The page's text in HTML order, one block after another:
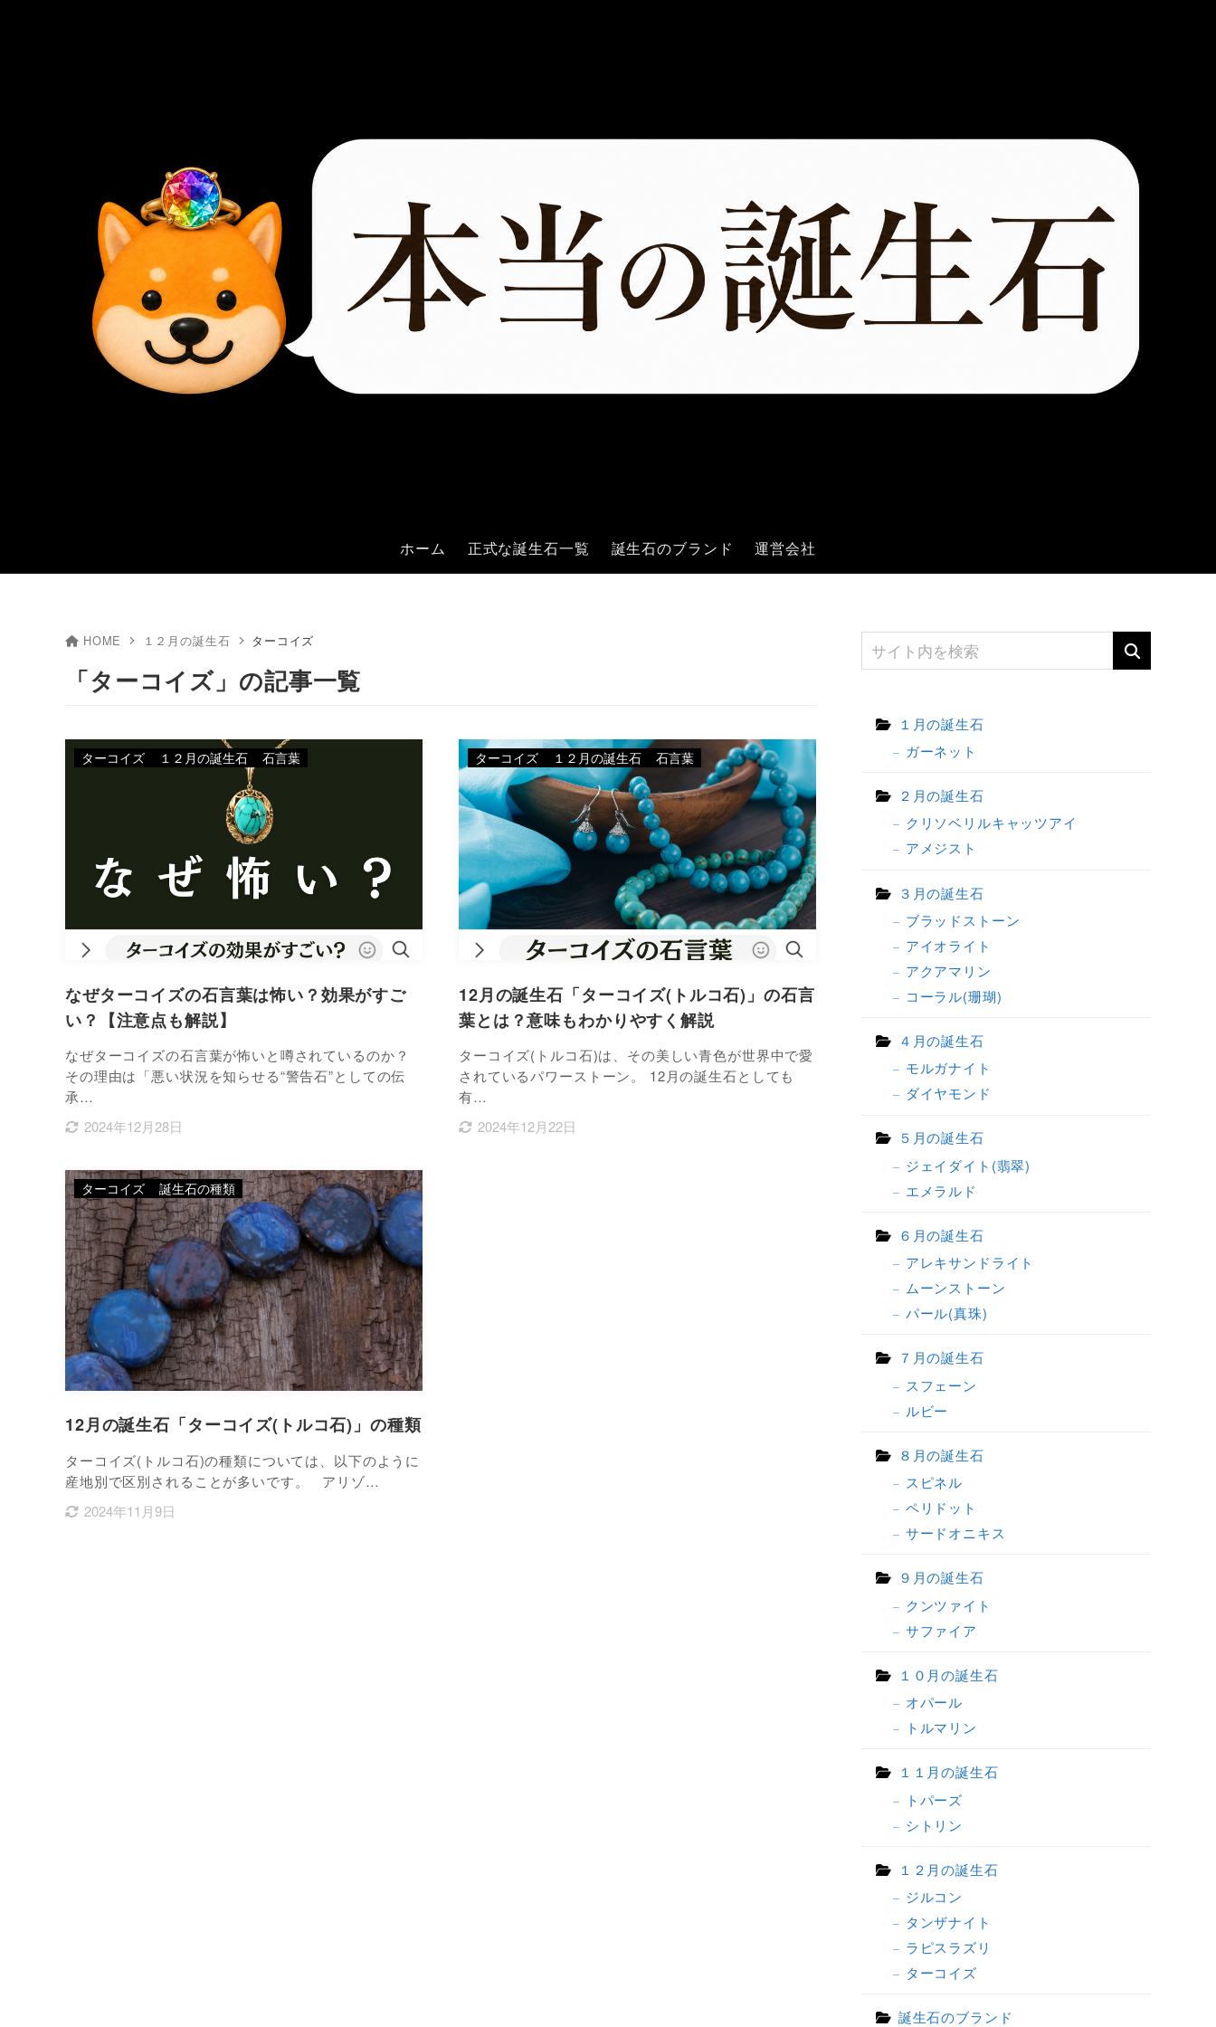
ホーム 正式な誕生石一覧 誕生石のブランド 運営会社
HOME １２月の誕生石 ターコイズ
「ターコイズ」の記事一覧
なぜターコイズの石言葉は怖い？効果がすご
い？【注意点も解説】
なぜターコイズの石言葉が怖いと噂されているのか？
その理由は「悪い状況を知らせる“警告石”としての伝
承…
2024年12月28日
ターコイズ １２月の誕生石 石言葉
12月の誕生石「ターコイズ(トルコ石)」の石言
葉とは？意味もわかりやすく解説
ターコイズ(トルコ石)は、その美しい青色が世界中で愛
されているパワーストーン。 12月の誕生石としても
有…
2024年12月22日
ターコイズ １２月の誕生石 石言葉
12月の誕生石「ターコイズ(トルコ石)」の種類
ターコイズ(トルコ石)の種類については、以下のように
産地別で区別されることが多いです。 アリゾ…
2024年11月9日
ターコイズ 誕生石の種類
１月の誕生石
ガーネット
２月の誕生石
クリソベリルキャッツアイ
アメジスト
３月の誕生石
ブラッドストーン
アイオライト
アクアマリン
コーラル(珊瑚)
４月の誕生石
モルガナイト
ダイヤモンド
５月の誕生石
ジェイダイト(翡翠)
エメラルド
６月の誕生石
アレキサンドライト
ムーンストーン
パール(真珠)
７月の誕生石
スフェーン
ルビー
８月の誕生石
スピネル
ペリドット
サードオニキス
９月の誕生石
クンツァイト
サファイア
１０月の誕生石
オパール
トルマリン
１１月の誕生石
トパーズ
シトリン
１２月の誕生石
ジルコン
タンザナイト
ラピスラズリ
ターコイズ
誕生石のブランド